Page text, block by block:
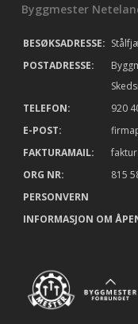
Byggmester
BESØKSADRESSE:
POSTADRESSE:
TELEFON:
920
E-POST:
FAKTURAMAIL:
ORG NR:
815
PERSONVERN
INFORMASJON OM